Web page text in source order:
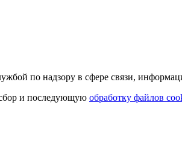
по надзору в сфере связи,
и последующую обработку файлов